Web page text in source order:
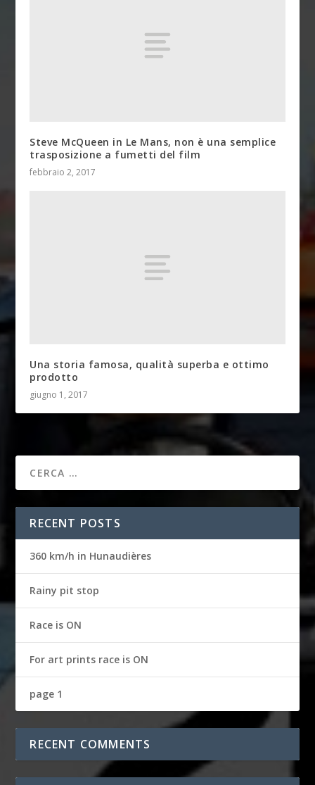
Steve McQueen in Le Mans, non è una semplice
trasposizione a fumetti del film
febbraio 2, 2017
Una storia famosa, qualità superba e ottimo
prodotto
giugno 1, 2017
RECENT POSTS
360 km/h in Hunaudières
Rainy pit stop
Race is ON
For art prints race is ON
page 1
RECENT COMMENTS